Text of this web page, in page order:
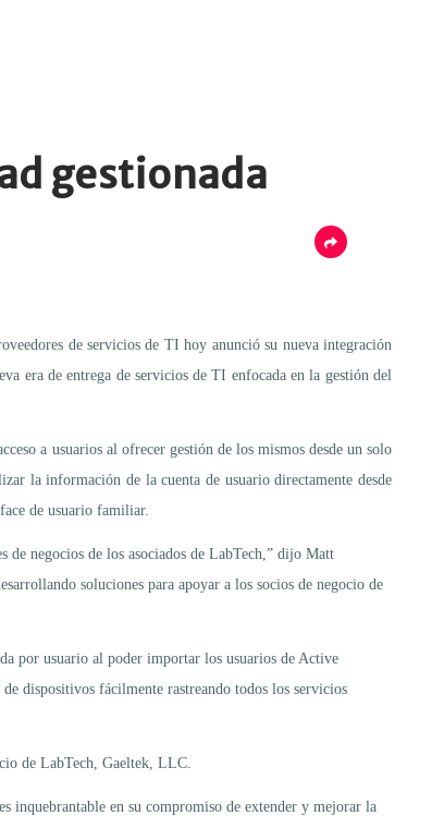
gestionada
de servicios de TI hoy anunció su nueva integración
era de entrega de servicios de TI enfocada en la gestión del
a usuarios al ofrecer gestión de los mismos desde un solo
la información de la cuenta de usuario directamente desde
de usuario familiar.
de negocios de los asociados de LabTech,” dijo Matt
soluciones para apoyar a los socios de negocio de
por usuario al poder importar los usuarios de Active
dispositivos fácilmente rastreando todos los servicios
de LabTech, Gaeltek, LLC.
inquebrantable en su compromiso de extender y mejorar la